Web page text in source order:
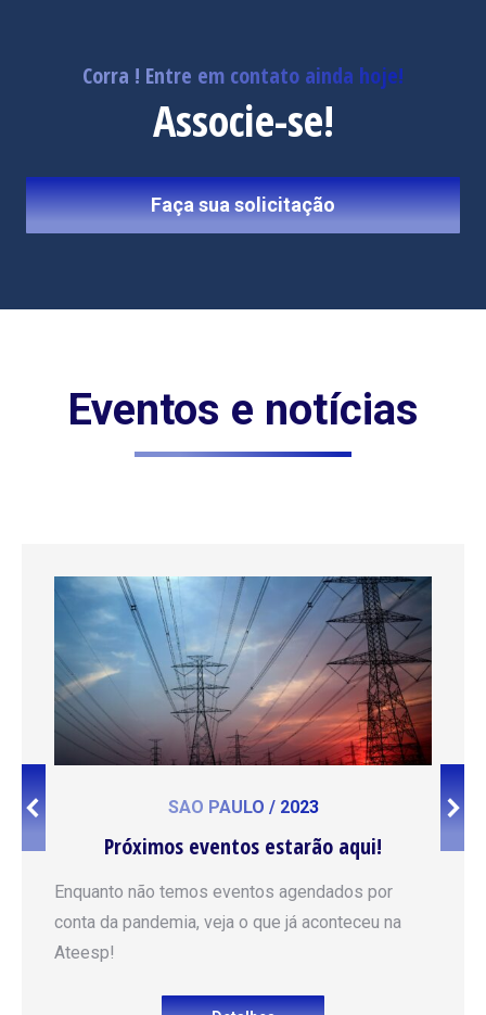
Corra ! Entre em contato ainda hoje!
Associe-se!
Faça sua solicitação
Eventos e notícias
SÃO PAULO / 2023
Próximos eventos estarão aqui!
Enquanto não temos eventos agendados por
conta da pandemia, veja o que já aconteceu na
Ateesp!